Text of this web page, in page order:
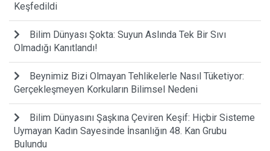
Keşfedildi
Bilim Dünyası Şokta: Suyun Aslında Tek Bir Sıvı
Olmadığı Kanıtlandı!
Beynimiz Bizi Olmayan Tehlikelerle Nasıl Tüketiyor:
Gerçekleşmeyen Korkuların Bilimsel Nedeni
Bilim Dünyasını Şaşkına Çeviren Keşif: Hiçbir Sisteme
Uymayan Kadın Sayesinde İnsanlığın 48. Kan Grubu
Bulundu